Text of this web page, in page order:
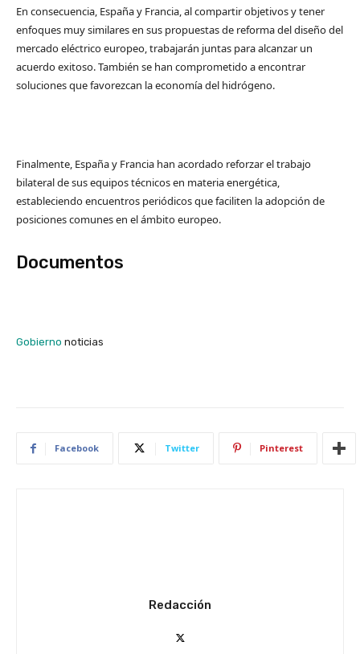
En consecuencia, España y Francia, al compartir objetivos y tener
enfoques muy similares en sus propuestas de reforma del diseño del
mercado eléctrico europeo, trabajarán juntas para alcanzar un
acuerdo exitoso. También se han comprometido a encontrar
soluciones que favorezcan la economía del hidrógeno.
Finalmente, España y Francia han acordado reforzar el trabajo
bilateral de sus equipos técnicos en materia energética,
estableciendo encuentros periódicos que faciliten la adopción de
posiciones comunes en el ámbito europeo.
Documentos
Gobierno noticias
Facebook Twitter Pinterest
Redacción